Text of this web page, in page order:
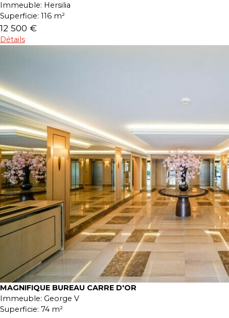
Immeuble: Hersilia
Superficie: 116 m²
12 500 €
Détails
MAGNIFIQUE BUREAU CARRE D'OR
Immeuble: George V
Superficie: 74 m²